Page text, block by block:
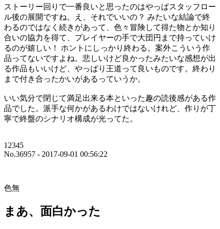
ストーリー回りで一番良いと思ったのはやっぱスタッフロー
ル後の展開ですね。え、それでいいの？ みたいな結論で終
わるのではなく続きがあって、色々冒険して得た物とか知り
合いの協力を得て、プレイヤーの手で大団円まで持っていけ
るのが嬉しい！ ホントにしっかり終わる。案外こういう作
品ってないですよね。悲しいけど良かったみたいな感想が出
る作品もいいけど、やっぱり王道って良いものです。終わり
まで付き合ったかいがあるっていうか。
いい気分で閉じて満足出来る本といった趣の読後感がある作
品でした。派手な何かがあるわけではないけれど、作りが丁
寧で終盤のシナリオ構成が光ってた。
12345
No.36957 - 2017-09-01 00:56:22
色無
まあ、面白かった